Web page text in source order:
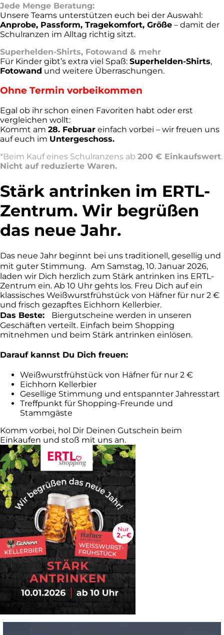
Jede Menge Beratung:
Unsere Teams unterstützen euch bei der Auswahl:
Anprobe, Passform, Tragekomfort, Größe – damit der
Schulranzen im Alltag richtig sitzt.
Superhelden-Shirts, Fotowand & mehr
Für Kinder gibt’s extra viel Spaß: Superhelden-Shirts,
Fotowand und weitere Überraschungen.
Ohne Termin vorbeikommen
Egal ob ihr schon einen Favoriten habt oder erst
vergleichen wollt:
Kommt am 28. Februar einfach vorbei – wir freuen uns
auf euch im Untergeschoss.
*Beim Kauf eines Schulranzens ab 200 € Einkaufswert.
Nicht auf reduzierte Waren.
Stärk antrinken im ERTL-
Zentrum. Wir begrüßen
das neue Jahr.
Das neue Jahr beginnt bei uns traditionell, gesellig und
mit guter Stimmung. Am Samstag, 10. Januar 2026,
laden wir Dich herzlich zum Stärk antrinken ins ERTL-
Zentrum ein. Ab 10 Uhr gehts los. Freu Dich auf ein
klassisches Weißwurstfrühstück von Häfner für nur 2 €
und frisch gezapftes Eichhorn Kellerbier.
Das Beste: Biergutscheine werden in unseren
Geschäften verteilt. Einfach beim Shopping
mitnehmen und beim Stärk antrinken einlösen.
Darauf kannst Du Dich freuen:
Weißwurstfrühstück von Häfner für nur 2 €
Eichhorn Kellerbier
Gesellige Stimmung und entspannter Jahresstart
Treffpunkt für Shopping-Freunde und
Stammgäste
Komm vorbei, hol Dir Deinen Gutschein beim
Einkaufen und stoß mit uns an.